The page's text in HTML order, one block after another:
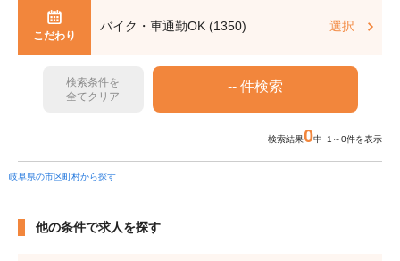
こだわり
バイク・車通勤OK (1350) 選択
検索条件を
全てクリア
検索結果0中 1～0件を表示
岐阜県の市区町村から探す
他の条件で求人を探す